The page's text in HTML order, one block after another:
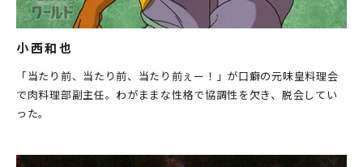
小西和也
「当たり前、当たり前、当たり前ぇー！」が口癖の元味皇料理会
で肉料理部副主任。わがままな性格で協調性を欠き、脱会してい
った。